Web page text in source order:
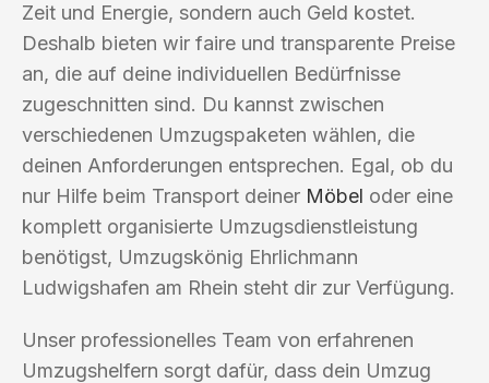
Zeit und Energie, sondern auch Geld kostet.
Deshalb bieten wir faire und transparente Preise
an, die auf deine individuellen Bedürfnisse
zugeschnitten sind. Du kannst zwischen
verschiedenen Umzugspaketen wählen, die
deinen Anforderungen entsprechen. Egal, ob du
nur Hilfe beim Transport deiner Möbel oder eine
komplett organisierte Umzugsdienstleistung
benötigst, Umzugskönig Ehrlichmann
Ludwigshafen am Rhein steht dir zur Verfügung.
Unser professionelles Team von erfahrenen
Umzugshelfern sorgt dafür, dass dein Umzug